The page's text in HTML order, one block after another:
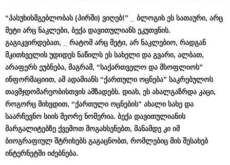
“პასუხისმგებლობას(პირში) ვიღებ!” _ ბლოგის ეს სათაური, არც
მეტი არც ნაკლები, ბექა დავითულიანს ეკუთვნის.
გაგიკვირდებათ, _ რატომ არც მეტი, არ ნაკლებიო, რადგან
მკითხველის უდიდეს ნაწილს ეს სახელი და გვარი, ალბათ,
არაფერს ეუბნება, მაგრამ, “საქართველო და მსოფლიოს”
ინფორმაციით, ამ ადამიანს“ქართული ოცნება” საკრებულოს
თავმჯდომარეობისთვის ამზადებს. დიახ, ეს ახალგაზრდა კაცი,
როგორც მიხვდით, “ქართული ოცნების” ახალი სახე და
საარჩევნო სიის მეორე ნომერია. ბექა დავითულიანის
მარგალიტებზე ქვემოთ მოგახსენებთ, მანამდე კი იმ
ბიოგრაფიულ შტრიხებს გაგაცნობთ, რომლებიც მის შესახებ
ინტერნეტში იძებნება.